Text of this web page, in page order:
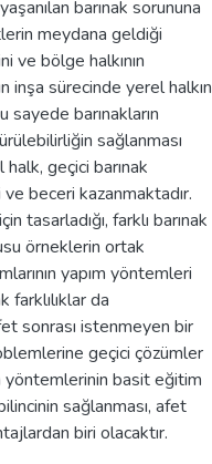
barınak sorununa
meydana geldiği
ve bölge halkının
inşa sürecinde yerel halkın
sayede barınakların
sağlanması
geçici barınak
beceri kazanmaktadır.
tasarladığı, farklı barınak
örneklerin ortak
yapım yöntemleri
da
sonrası istenmeyen bir
geçici çözümler
yöntemlerinin basit eğitim
sağlanması, afet
biri olacaktır.